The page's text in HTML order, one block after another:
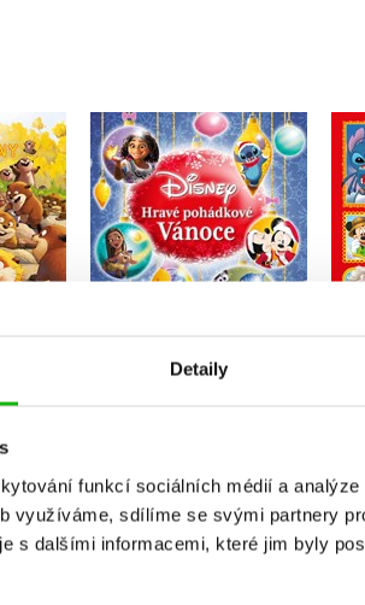
Detaily
funkcí sociálních médií a
využíváme, sdílíme se svými partnery
s dalšími informacemi, které jim byly
-
filmu
Disney - Hravé
pohádkové Vánoce
Kolektiv